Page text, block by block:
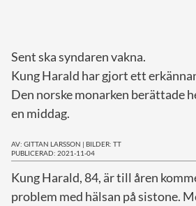
Sent ska syndaren vakna.
Kung Harald har gjort ett
Den norske monarken berättade
en middag.
AV: GITTAN LARSSON | BILDER: TT
PUBLICERAD: 2021-11-04
Kung Harald, 84, är till åren
problem med hälsan på sistone.